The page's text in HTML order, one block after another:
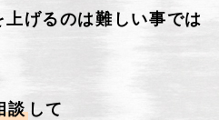
げるのは難しい事では
談して